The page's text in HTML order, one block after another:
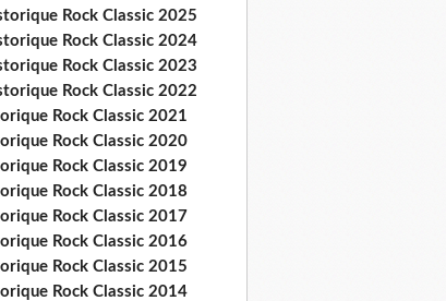
Rock Classic 2025
Rock Classic 2024
Rock Classic 2023
Rock Classic 2022
Rock Classic 2021
Rock Classic 2020
Rock Classic 2019
Rock Classic 2018
Rock Classic 2017
Rock Classic 2016
Rock Classic 2015
Rock Classic 2014